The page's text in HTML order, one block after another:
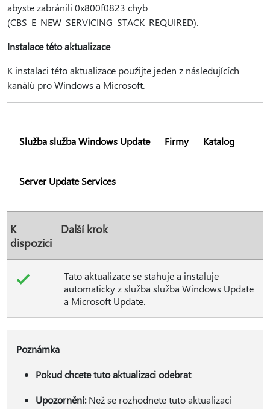
abyste zabránili 0x800f0823 chyb
(CBS_E_NEW_SERVICING_STACK_REQUIRED).
Instalace této aktualizace
K instalaci této aktualizace použijte jeden z následujících
kanálů pro Windows a Microsoft.
Služba služba Windows Update Firmy Katalog
Server Update Services
K
dispozici
Další krok
Tato aktualizace se stahuje a instaluje
automaticky z služba služba Windows Update
a Microsoft Update.
Poznámka
Pokud chcete tuto aktualizaci odebrat
Upozornění:Než se rozhodnete tuto aktualizaci